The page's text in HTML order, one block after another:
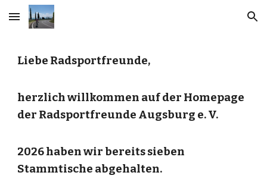
Skip to main content Skip to navigation
Liebe Radsportfreunde,
herzlich willkommen auf der Homepage
der Radsportfreunde Augsburg e. V.
2026 haben wir bereits sieben
Stammtische abgehalten.